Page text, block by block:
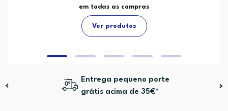
em todas as compras
Ver produtos
Entrega pequeno porte
grátis acima de 35€*